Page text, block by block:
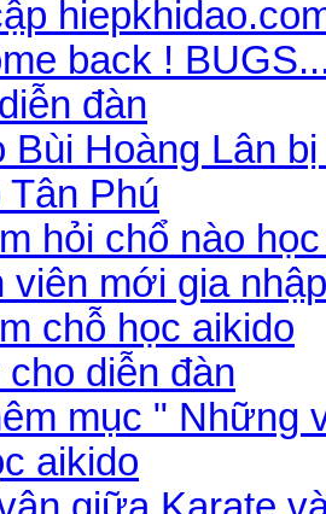
back !
đàn
Bùi Hoàng Lân
Tân Phú
hỏi chổ nào
viên mới gia
chỗ học aikido
diễn đàn
mục " Những
aikido